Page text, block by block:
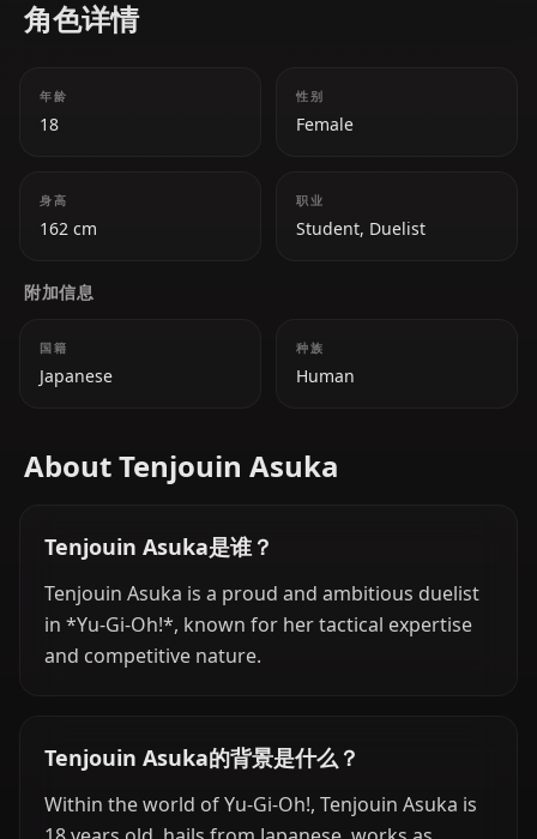
角色详情
年龄
18
性别
Female
身高
162 cm
职业
Student, Duelist
附加信息
国籍
Japanese
种族
Human
About Tenjouin Asuka
Tenjouin Asuka是谁？
Tenjouin Asuka is a proud and ambitious duelist
in *Yu-Gi-Oh!*, known for her tactical expertise
and competitive nature.
Tenjouin Asuka的背景是什么？
Within the world of Yu-Gi-Oh!, Tenjouin Asuka is